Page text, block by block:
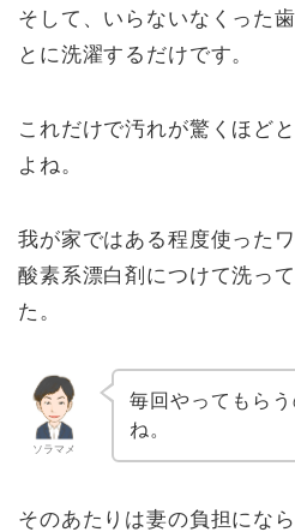
そして、いらないなくった
とに洗濯するだけです。
これだけで汚れが驚くほど
よね。
我が家ではある程度使った
酸素系漂白剤につけて洗っ
た。
ソラマメ
毎回やってもら
ね。
そのあたりは妻の負担にな